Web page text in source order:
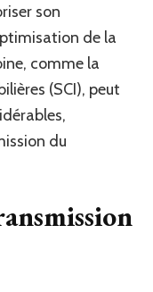
son
de la
comme la
(SCI), peut
du